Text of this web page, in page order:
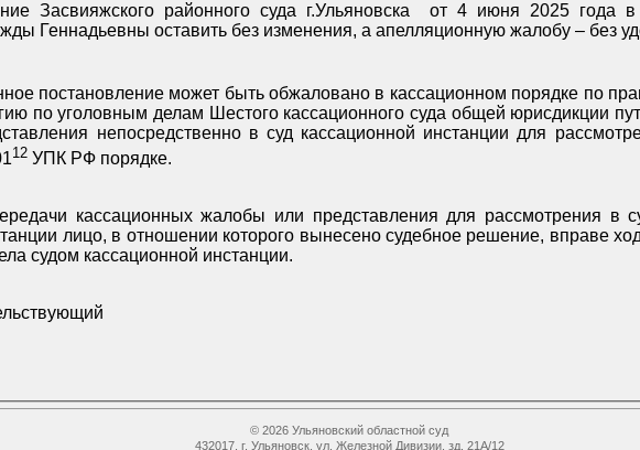
Засвияжского районного суда г.Ульяновска
от 4 июня 2025 года в
Геннадьевны оставить без изменения, а апелляционную жалобу – без
постановление может быть обжаловано в кассационном порядке по
по уголовным делам Шестого кассационного суда общей юрисдикции
непосредственно в суд кассационной инстанции для
12 УПК РФ порядке.
кассационных жалобы или представления для рассмотрения в
лицо, в отношении которого вынесено судебное решение, вправе
судом кассационной инстанции.
© 2026 Ульяновский областной суд
432017, г. Ульяновск, ул. Железной Дивизии, зд. 21А/12